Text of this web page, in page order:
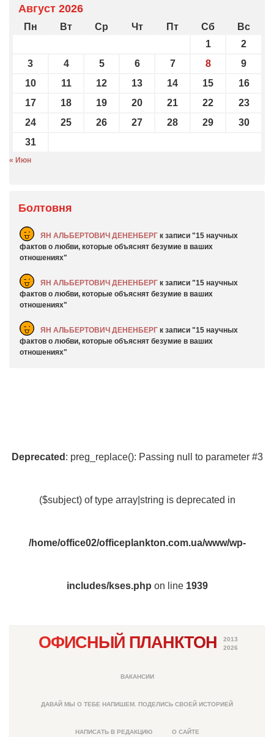
Август 2026
Пн Вт Ср Чт Пт Сб
Вс
1
2
3
4 5 6 7 8
9
10
11 12 13 14 15
16
17
18 19 20 21 22
23
24
25 26 27 28 29
30
31
« Июн
Болтовня
ЯН АЛЬБЕРТОВИЧ ДЕНЕНБЕРГ к записи
15 научных
фактов о любви, которые объяснят безумие в ваших
отношениях
ЯН АЛЬБЕРТОВИЧ ДЕНЕНБЕРГ к записи
15 научных
фактов о любви, которые объяснят безумие в ваших
отношениях
ЯН АЛЬБЕРТОВИЧ ДЕНЕНБЕРГ к записи
15 научных
фактов о любви, которые объяснят безумие в ваших
отношениях
Deprecated : preg_replace(): Passing null to parameter #3
($subject) of type array|string is deprecated in
/home/office02/officeplankton.com.ua/www/wp-
includes/kses.php on line 1939
ОФИСНЫЙ ПЛАНКТОН
2013
2026
ВАКАНСИИ
ДАВАЙ МЫ О ТЕБЕ НАПИШЕМ. ПОДЕЛИСЬ СВОЕЙ ИСТОРИЕЙ
НАПИСАТЬ В РЕДАКЦИЮ О САЙТЕ